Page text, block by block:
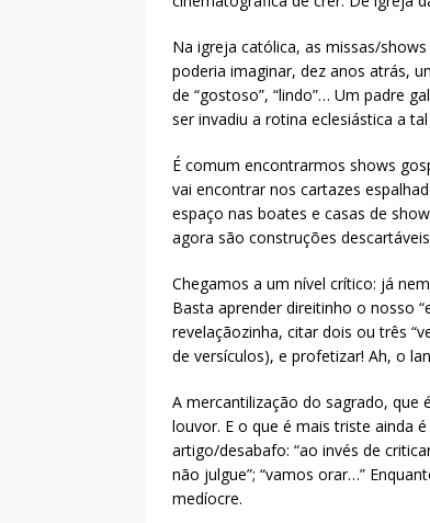
Na igreja católica, as missas/
poderia imaginar, dez anos atrás,
de “gostoso”, “lindo”… Um padre
ser invadiu a rotina eclesiástica a
É comum encontrarmos shows
vai encontrar nos cartazes
espaço nas boates e casas de
agora são construções
Chegamos a um nível crítico: já
Basta aprender direitinho o nosso
revelaçãozinha, citar dois ou três
de versículos), e profetizar! Ah, o
A mercantilização do sagrado, que
louvor. E o que é mais triste ainda
artigo/desabafo: “ao invés de
não julgue”; “vamos orar…”
medíocre.